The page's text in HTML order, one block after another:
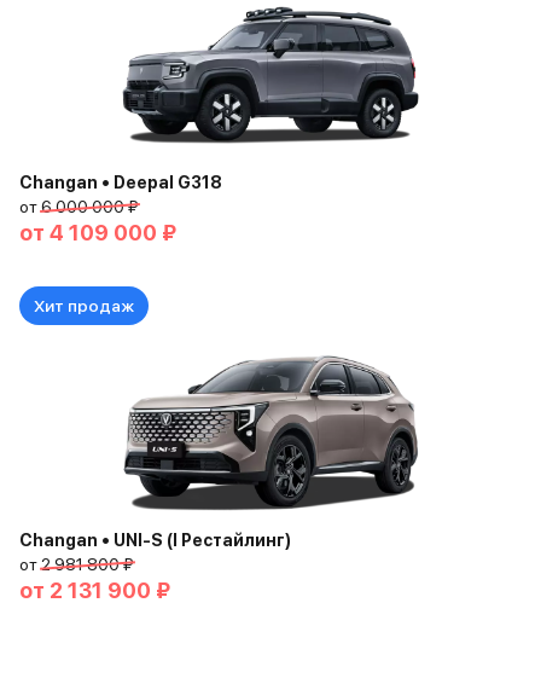
Changan • Deepal G318
от6 000 000 ₽
от 4 109 000 ₽
Хит продаж
Changan • UNI-S (I Рестайлинг)
от2 981 800 ₽
от 2 131 900 ₽